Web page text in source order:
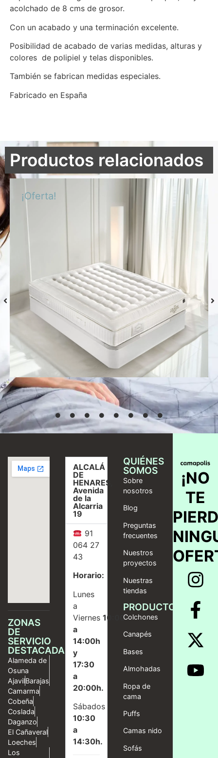
acolchado de 8 cms de grosor.
Con un acabado y una terminación excelente.
Posibilidad de acabado de varias medidas, alturas y
colores de polipiel y telas disponibles.
También se fabrican medidas especiales.
Fabricado en España
Productos relacionados
¡Oferta!
Colchón S-Grafeno Hannes
Desde 769,00 €
Seleccionar
opciones
ZONAS
DE
SERVICIO
DESTACADAS
Alameda de
Osuna
AjavilBarajas
Camarma
Cobeña
Coslada
Daganzo
El Cañaveral
Loeches
Los
ALCALÁ
DE
HENARES,
Avenida
de la
Alcarria
19
91
064 27
43
Horario:
Lunes
a
Viernes10:00
a
14:00h
y
17:30
a
20:00h.
Sábados
10:30
a
14:30h.
QUIÉNES
SOMOS
Sobre
nosotros
Blog
Preguntas
frecuentes
Nuestros
proyectos
Nuestras
tiendas
PRODUCTOS
Colchones
Canapés
Bases
Almohadas
Ropa de
cama
Puffs
Camas nido
Sofás
¡NO
TE